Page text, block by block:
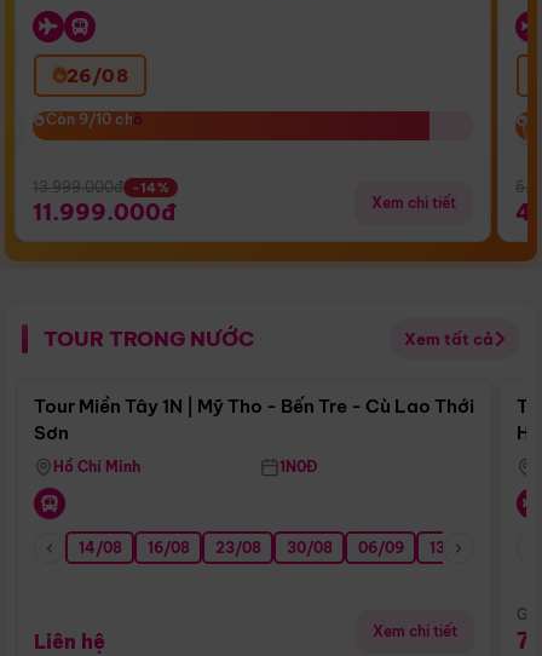
26/08
Còn 9/10 chỗ
Còn 9/10 chỗ
13.999.000đ -14%
11.999.000đ Xem chi tiết
TOUR TRONG NƯỚC Xem tất cả
Điểm nổi bật
Tour Miền Tây 1N | Mỹ Tho - Bến Tre - Cù Lao Thới
Sơn
Hồ Chí Minh 1N0Đ
14/08 16/08 23/08 30/08 06/09 13/09
Liên hệ Xem chi tiết